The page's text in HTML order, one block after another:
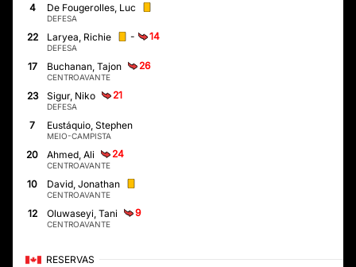
4 De Fougerolles, Luc
DEFESA
22 Laryea, Richie - 14
DEFESA
17 Buchanan, Tajon 26
CENTROAVANTE
23 Sigur, Niko 21
DEFESA
7 Eustáquio, Stephen
MEIO-CAMPISTA
20 Ahmed, Ali 24
CENTROAVANTE
10 David, Jonathan
CENTROAVANTE
12 Oluwaseyi, Tani 9
CENTROAVANTE
RESERVAS